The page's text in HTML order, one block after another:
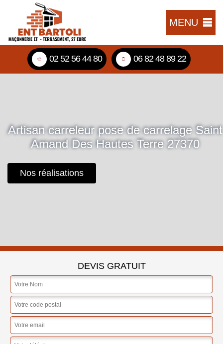
MENU
02 52 56 44 80 06 82 48 89 22
Artisan carreleur pose de carrelage Saint
Amand Des Hautes Terre 27370
Nos réalisations
DEVIS GRATUIT